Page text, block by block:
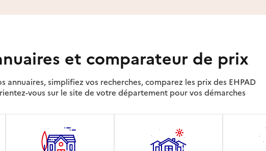
et comparateur de prix
annuaires, simplifiez vos recherches, comparez les prix des EHPAD
vous sur le site de votre département pour vos démarches